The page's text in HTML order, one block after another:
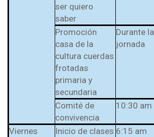
ser quiero
saber
Promoción
casa de la
cultura cuerdas
frotadas
primaria y
secundaria
Durante la
jornada
Comité de
convivencia
10:30 am
Viernes
Inicio de clases 6:15 am